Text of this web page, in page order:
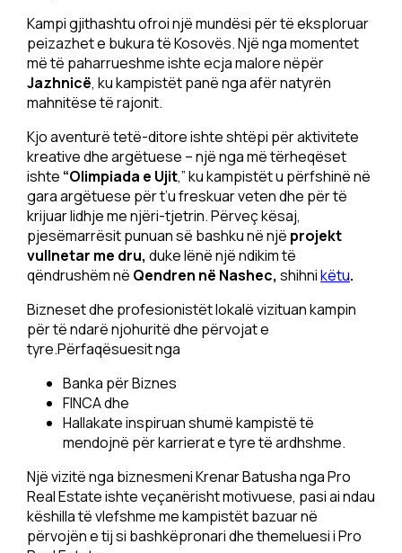
Kampi gjithashtu ofroi një mundësi për të eksploruar
peizazhet e bukura të Kosovës. Një nga momentet
më të paharrueshme ishte ecja malore nëpër
Jazhnicë, ku kampistët panë nga afër natyrën
mahnitëse të rajonit.
Kjo aventurë tetë-ditore ishte shtëpi për aktivitete
kreative dhe argëtuese – një nga më tërheqëset
ishte “Olimpiada e Ujit,” ku kampistët u përfshinë në
gara argëtuese për t’u freskuar veten dhe për të
krijuar lidhje me njëri-tjetrin. Përveç kësaj,
pjesëmarrësit punuan së bashku në një projekt
vullnetar me dru, duke lënë një ndikim të
qëndrushëm në Qendren në Nashec, shihnikëtu.
Bizneset dhe profesionistët lokalë vizituan kampin
për të ndarë njohuritë dhe përvojat e
tyre.Përfaqësuesit nga
Banka për Biznes
FINCA dhe
Hallakate inspiruan shumë kampistë të
mendojnë për karrierat e tyre të ardhshme.
Një vizitë nga biznesmeni Krenar Batusha nga Pro
Real Estate ishte veçanërisht motivuese, pasi ai ndau
këshilla të vlefshme me kampistët bazuar në
përvojën e tij si bashkëpronari dhe themeluesi i Pro